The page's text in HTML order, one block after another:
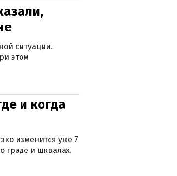
ситуации.
этом
и когда
изменится уже 7
граде и шквалах.